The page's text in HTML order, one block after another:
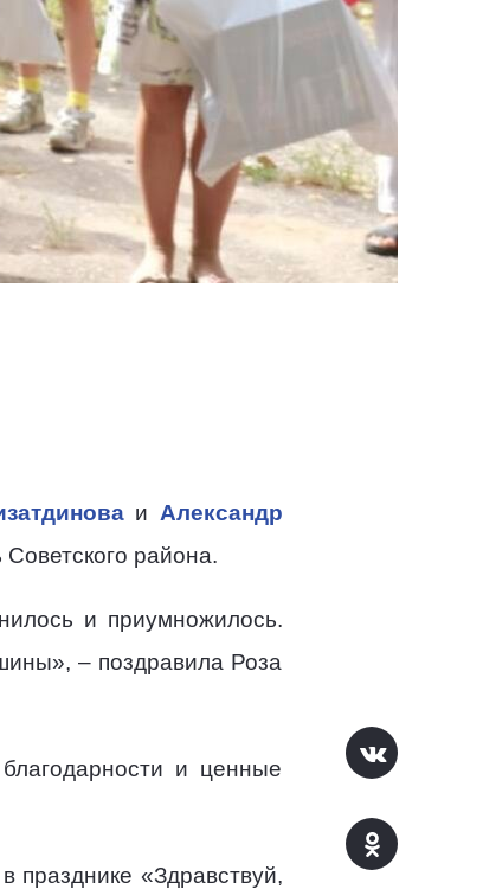
и Александр
района.
и приумножилось.
– поздравила Роза
и ценные
празднике «Здравствуй,